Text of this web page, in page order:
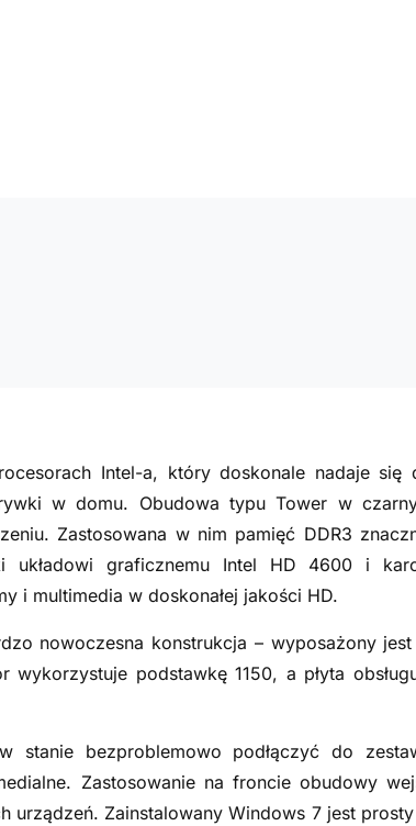
Intel-a, który doskonale nadaje się
w domu. Obudowa typu Tower w
Zastosowana w nim pamięć DDR3
układowi graficznemu Intel HD 4600 i
i multimedia w doskonałej jakości HD.
nowoczesna konstrukcja – wyposażony
podstawkę 1150, a płyta
stanie bezproblemowo podłączyć do
Zastosowanie na froncie obudowy
urządzeń. Zainstalowany Windows 7 jest